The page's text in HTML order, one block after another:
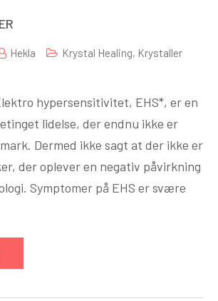
Hekla Krystal Healing, Krystaller
hypersensitivitet, EHS*, er en
lidelse, der endnu ikke er
Dermed ikke sagt at der ikke er
der oplever en negativ påvirkning
Symptomer på EHS er svære